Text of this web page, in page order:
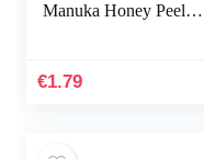
Manuka Honey Peel-
€1.79